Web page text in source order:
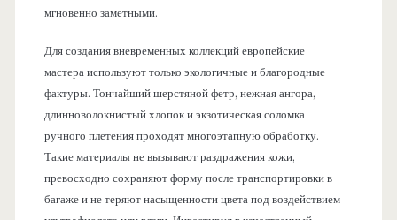
мгновенно заметными.
Для создания вневременных коллекций европейские
мастера используют только экологичные и благородные
фактуры. Тончайший шерстяной фетр, нежная ангора,
длинноволокнистый хлопок и экзотическая соломка
ручного плетения проходят многоэтапную обработку.
Такие материалы не вызывают раздражения кожи,
превосходно сохраняют форму после транспортировки в
багаже и не теряют насыщенности цвета под воздействием